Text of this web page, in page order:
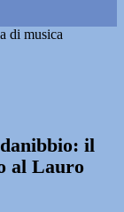
di musica
il
al Lauro